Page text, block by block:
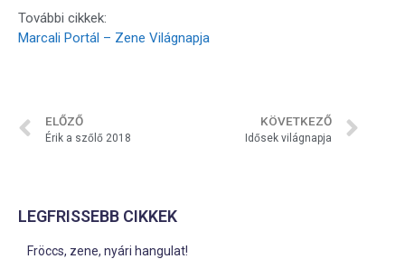
További cikkek:
Marcali Portál – Zene Világnapja
ELŐZŐ
Érik a szőlő 2018
KÖVETKEZŐ
Idősek világnapja
LEGFRISSEBB CIKKEK
Fröccs, zene, nyári hangulat!